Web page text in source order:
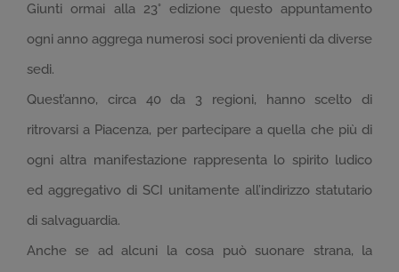
Giunti ormai alla 23° edizione questo appuntamento
ogni anno aggrega numerosi soci provenienti da diverse
sedi.
Quest’anno, circa 40 da 3 regioni, hanno scelto di
ritrovarsi a Piacenza, per partecipare a quella che più di
ogni altra manifestazione rappresenta lo spirito ludico
ed aggregativo di SCI unitamente all’indirizzo statutario
di salvaguardia.
Anche se ad alcuni la cosa può suonare strana, la